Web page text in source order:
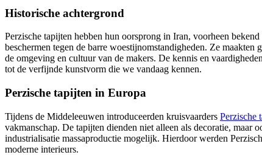
Historische achtergrond
Perzische tapijten hebben hun oorsprong in Iran, voorheen
beschermen tegen de barre woestijnomstandigheden. Ze
de omgeving en cultuur van de makers. De kennis en
tot de verfijnde kunstvorm die we vandaag kennen.
Perzische tapijten in Europa
Tijdens de Middeleeuwen introduceerden kruisvaarders Perzische
vakmanschap. De tapijten dienden niet alleen als decoratie, maar
industrialisatie massaproductie mogelijk. Hierdoor werden
moderne interieurs.